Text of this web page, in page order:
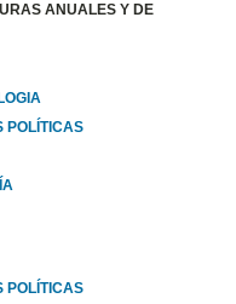
ANUALES Y DE
POLÍTICAS
POLÍTICAS